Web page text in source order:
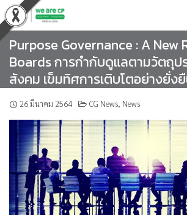
Skip
to
content
Purpose Governance : A New
Boards การกำกับดูแลตามวัตถุป
สังคม เข็มทิศการเติบโตอย่างยั่ง
26 มีนาคม 2564 CG News, News